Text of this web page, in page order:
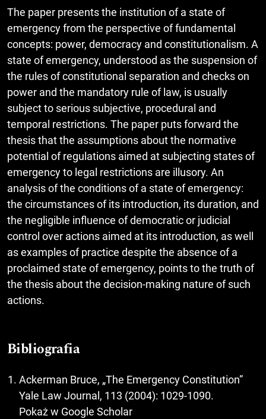
The paper presents the institution of a state of
emergency from the perspective of fundamental
concepts: power, democracy and constitutionalism. A
state of emergency, understood as the suspension of
the rules of constitutional separation and checks on
power and the mandatory rule of law, is usually
subject to serious subjective, procedural and
temporal restrictions. The paper puts forward the
thesis that the assumptions about the normative
potential of regulations aimed at subjecting states of
emergency to legal restrictions are illusory. An
analysis of the conditions of a state of emergency:
the circumstances of its introduction, its duration, and
the negligible influence of democratic or judicial
control over actions aimed at its introduction, as well
as examples of practice despite the absence of a
proclaimed state of emergency, points to the truth of
the thesis about the decision-making nature of such
actions.
Bibliografia
Ackerman Bruce, „The Emergency Constitution”
Yale Law Journal, 113 (2004): 1029-1090.
Pokaż w Google Scholar